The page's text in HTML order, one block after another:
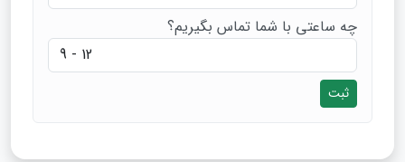
چه ساعتی با شما تماس بگیریم؟
ثبت